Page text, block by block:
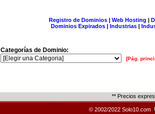
Registro de Dominios| Web Hosting |
Dominios Expirados | Industrias |
Categorías de Dominio:
[Pág.
** Precios
© 2002/2022 Solo10.com